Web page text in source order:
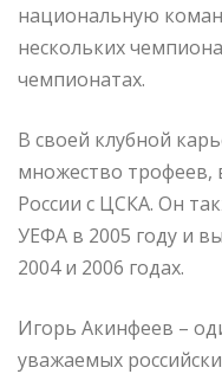
национальную
нескольких
чемпионатах.
В своей клубной
множество трофеев,
России с ЦСКА. Он
УЕФА в 2005 году и
2004 и 2006 годах.
Игорь Акинфеев –
уважаемых